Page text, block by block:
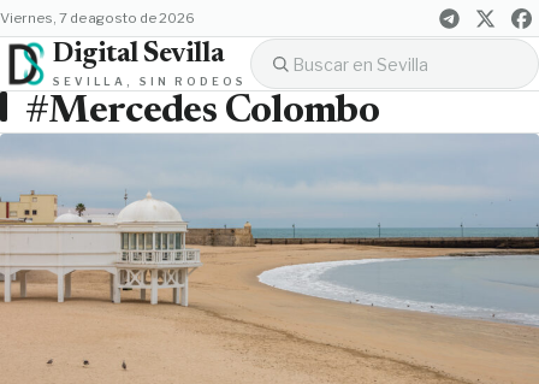
viernes, 7 de agosto de 2026
Digital Sevilla
SEVILLA, SIN RODEOS
#Mercedes Colombo